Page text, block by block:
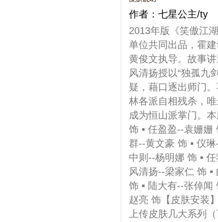
作者：七星公主/ty
2013年版《笑傲江
单位共同出品，霍
黄俊文执导。故事
风清扬授以“独孤九
疑，藉口逐出师门
林各派自相残杀，
成为恒山派掌门。
饰 ▪ 任盈盈--袁姗姗
群--黄文豪 饰 ▪ 仪
中则--杨明娜 饰 ▪
风清扬--梁家仁 饰
饰 ▪ 陆大有--张倬闻
赵亮 饰【皮肤安装
上传皮肤几大系列